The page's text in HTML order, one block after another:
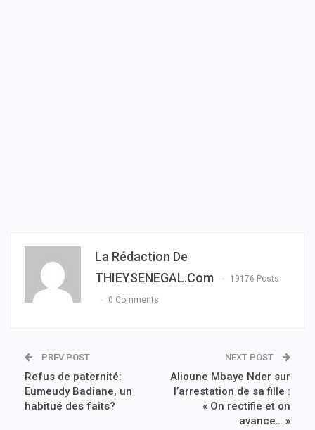
La Rédaction De
THIEYSENEGAL.com
19176 Posts
0 Comments
PREV POST
Refus de paternité:
Eumeudy Badiane, un
habitué des faits?
NEXT POST
Alioune Mbaye Nder sur
l’arrestation de sa fille :
« On rectifie et on
avance… »